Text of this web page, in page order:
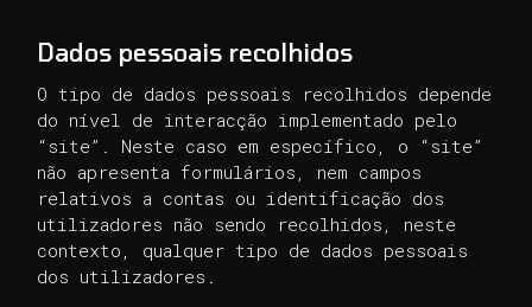
Dados pessoais recolhidos
O tipo de dados pessoais recolhidos depende
do nível de interacção implementado pelo
“site”. Neste caso em específico, o “site”
não apresenta formulários, nem campos
relativos a contas ou identificação dos
utilizadores não sendo recolhidos, neste
contexto, qualquer tipo de dados pessoais
dos utilizadores.